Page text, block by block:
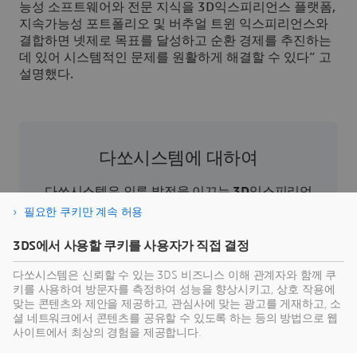
능성 소프트웨어와 전문 지식을 3D익스피리언스 플랫폼,
지속가능성 포트폴리오 및 버추얼 트윈 익스피리언스와
결합하면 넷제로 목표를 달성하고 순환 경제를 추진하는
데 있어 시스템적인 문제를 원활하게 해결할 수 있다” 고
설명했다.
다쏘시스템에 대하여
다쏘시스템은 인류 발전을 이끄는3D익스피리언
스 기업이다. 기업과 사람들이 지속 가능한 혁신을
3D 익스피리언스 플랫폼과 애플리케이션을 통해
현실 세계의 버추얼 트윈 익스피리언스를 제공함
으로써 고객은 제품의 제작, 생산 및 라이프 사이클
관리 프로세스를 재정의하여 보다 지속 가능한 세
상을 만들기 위한 의미 있는 영향력을 발휘할 수 있
필요한 쿠키만 계속 허용
3DS에서 사용할 쿠키를 사용자가 직접 결정
다쏘시스템은 신뢰할 수 있는 3DS 비즈니스 이해 관계자와 함께 쿠
키를 사용하여 방문자를 측정하여 성능을 향상시키고, 상호 작용에
맞는 콘텐츠와 제안을 제공하고, 관심사에 맞는 광고를 게재하고, 소
셜 네트워크에서 콘텐츠를 공유할 수 있도록 하는 등의 방법으로 웹
사이트에서 최상의 경험을 제공합니다.